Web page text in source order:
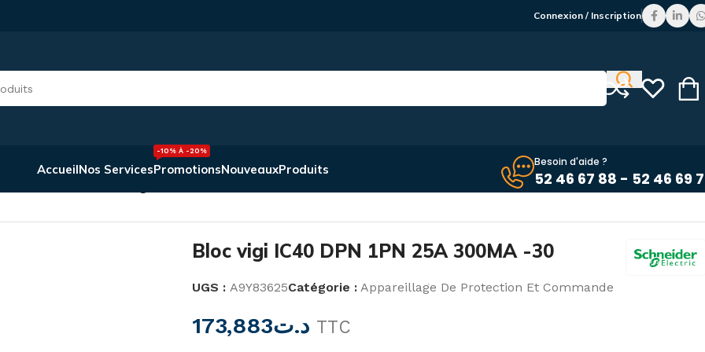
Connexion / Inscription
AccueilNos ServicesPromotions
-10% À -20%
NouveauxProduits Besoin d'aide ?
52 46 67 88 - 52 46 69
Bloc vigi IC40 DPN 1PN 25A 300MA -30
UGS : A9Y83625Catégorie : Appareillage De Protection Et Commande
د.ت173,883 TTC